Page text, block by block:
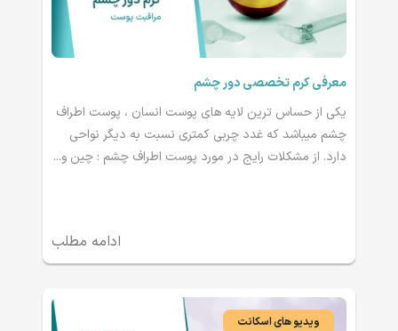
معرفی کرم تخصصی دور چشم
یکی از حساس ترین لایه های پوست انسان ، پوست اطراف
چشم میباشد که غدد چربی کمتری نسبت به دیگر نواحی
دارد. از مشکلات رایج در مورد پوست اطراف چشم : چین و...
ادامه مطلب
ویدیو های اسکانت